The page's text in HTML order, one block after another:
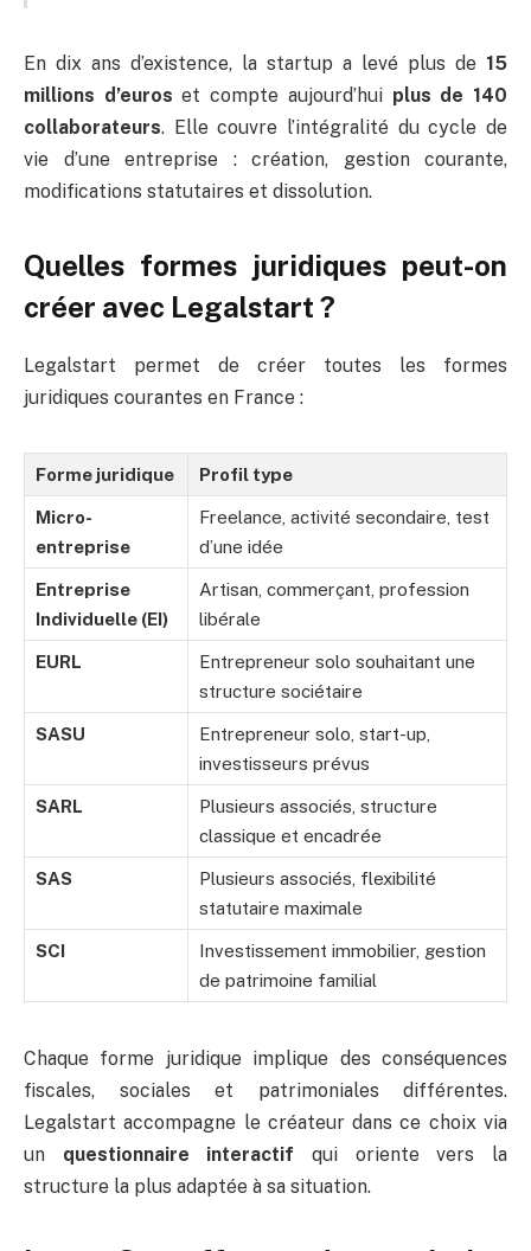
En dix ans d’existence, la startup a levé plus de 15
millions d’euros et compte aujourd’hui plus de 140
collaborateurs. Elle couvre l’intégralité du cycle de
vie d’une entreprise : création, gestion courante,
modifications statutaires et dissolution.
Quelles formes juridiques peut-on
créer avec Legalstart ?
Legalstart permet de créer toutes les formes
juridiques courantes en France :
Forme juridique Profil type
Micro-
entreprise
Freelance, activité secondaire, test
d’une idée
Entreprise
Individuelle (EI)
Artisan, commerçant, profession
libérale
EURL
Entrepreneur solo souhaitant une
structure sociétaire
SASU
Entrepreneur solo, start-up,
investisseurs prévus
SARL
Plusieurs associés, structure
classique et encadrée
SAS
Plusieurs associés, flexibilité
statutaire maximale
SCI
Investissement immobilier, gestion
de patrimoine familial
Chaque forme juridique implique des conséquences
fiscales, sociales et patrimoniales différentes.
Legalstart accompagne le créateur dans ce choix via
un questionnaire interactif qui oriente vers la
structure la plus adaptée à sa situation.